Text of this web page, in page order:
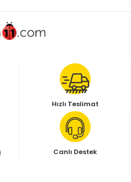
Hızlı Teslimat
Canlı Destek